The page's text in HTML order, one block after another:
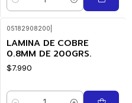
Cantidad
05182908200
LAMINA DE COBRE
0.8MM DE 200GRS.
$7.990